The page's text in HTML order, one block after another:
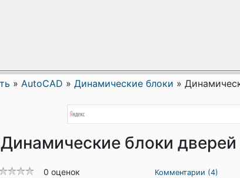
» AutoCAD » Динамические блоки »
Динамические блоки
0 оценок Комментарии (4)